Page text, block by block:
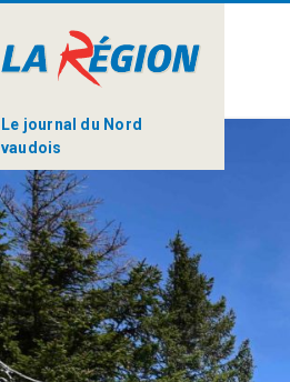
Le journal du Nord
vaudois